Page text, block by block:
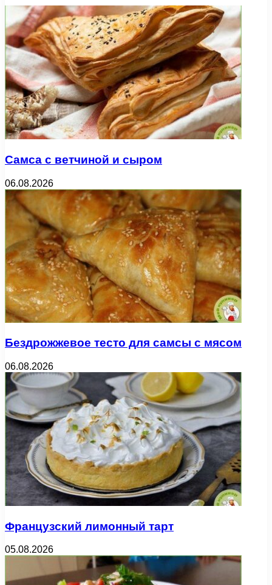
Самса с ветчиной и сыром
06.08.2026
Бездрожжевое тесто для самсы с мясом
06.08.2026
Французский лимонный тарт
05.08.2026